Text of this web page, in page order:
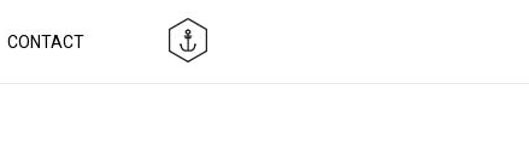
CONTACT